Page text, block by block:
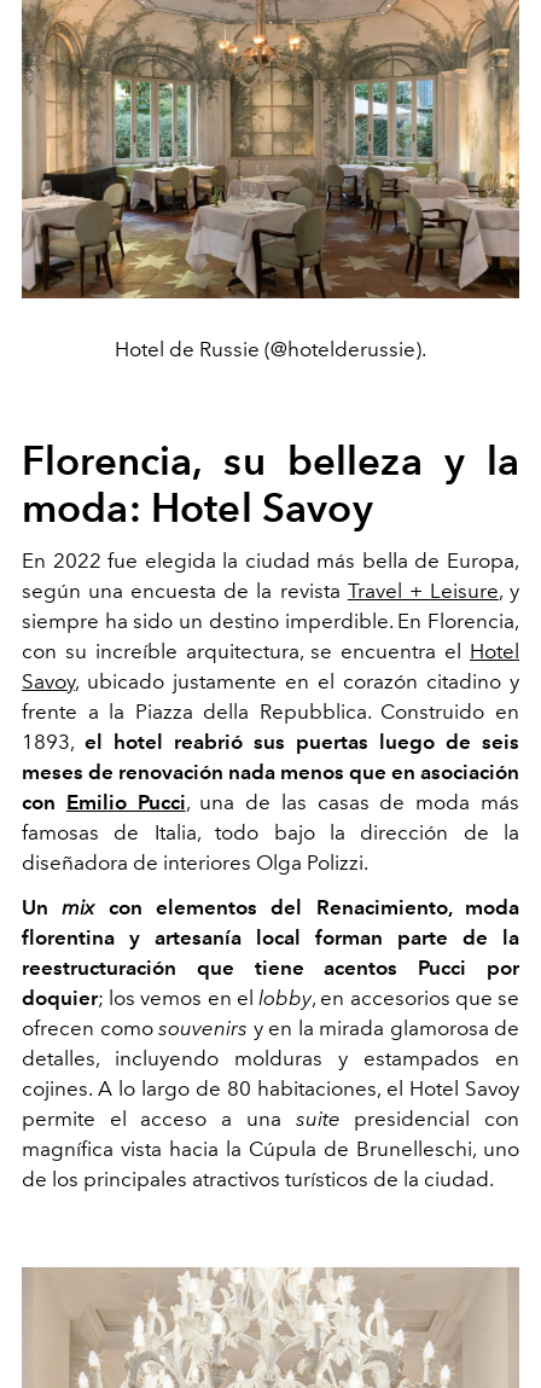
Hotel de Russie (@hotelderussie).
Florencia, su belleza y la
moda: Hotel Savoy
En 2022 fue elegida la ciudad más bella de Europa,
según una encuesta de la revista Travel + Leisure, y
siempre ha sido un destino imperdible. En Florencia,
con su increíble arquitectura, se encuentra el Hotel
Savoy, ubicado justamente en el corazón citadino y
frente a la Piazza della Repubblica. Construido en
1893, el hotel reabrió sus puertas luego de seis
meses de renovación nada menos que en asociación
con Emilio Pucci, una de las casas de moda más
famosas de Italia, todo bajo la dirección de la
diseñadora de interiores Olga Polizzi.
Unmixcon elementos del Renacimiento, moda
florentina y artesanía local forman parte de la
reestructuración que tiene acentos Pucci por
doquier; los vemos en ellobby, en accesorios que se
ofrecen como souvenirs y en la mirada glamorosa de
detalles, incluyendo molduras y estampados en
cojines. A lo largo de 80 habitaciones, el Hotel Savoy
permite el acceso a una suite presidencial con
magnífica vista hacia la Cúpula de Brunelleschi, uno
de los principales atractivos turísticos de la ciudad.